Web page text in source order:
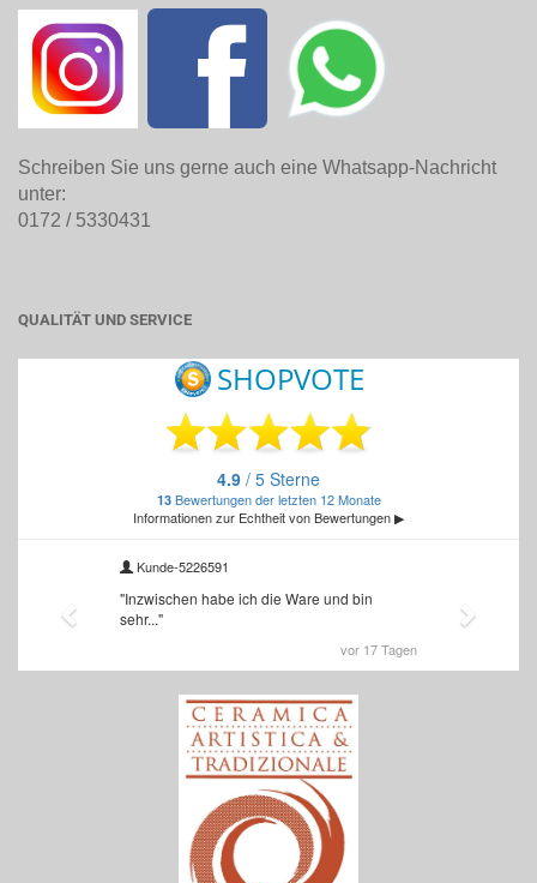
Schreiben Sie uns gerne auch eine Whatsapp-Nachricht
unter:
0172 / 5330431
QUALITÄT UND SERVICE